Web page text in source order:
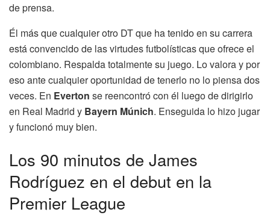
de prensa.
Él más que cualquier otro DT que ha tenido en su carrera
está convencido de las virtudes futbolísticas que ofrece el
colombiano. Respalda totalmente su juego. Lo valora y por
eso ante cualquier oportunidad de tenerlo no lo piensa dos
veces. En Everton se reencontró con él luego de dirigirlo
en Real Madrid y Bayern Múnich. Enseguida lo hizo jugar
y funcionó muy bien.
Los 90 minutos de James
Rodríguez en el debut en la
Premier League